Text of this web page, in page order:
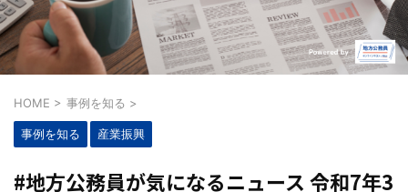
HOME > 事例を知る >
事例を知る 産業振興
#地方公務員が気になるニュース 令和7年3